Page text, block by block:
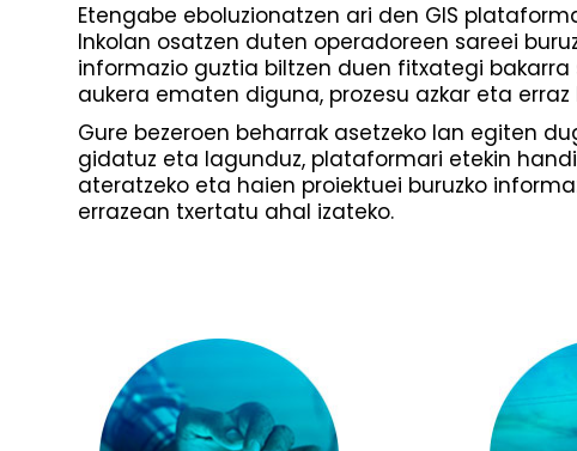
Etengabe eboluzionatzen ari den GIS
Inkolan osatzen duten operadoreen sareei
informazio guztia biltzen duen fitxategi bakarra
aukera ematen diguna, prozesu azkar eta
Gure bezeroen beharrak asetzeko lan egiten
gidatuz eta lagunduz, plataformari etekin
ateratzeko eta haien proiektuei buruzko
errazean txertatu ahal izateko.